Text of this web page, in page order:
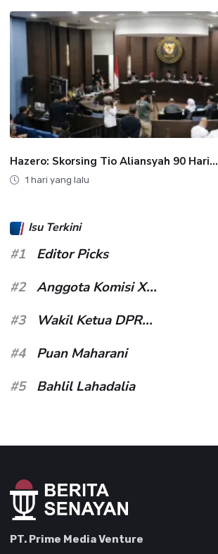
Hazero: Skorsing Tio Aliansyah 90 Hari...
1 hari yang lalu
Isu Terkini
#1
Editor Picks
#2
Anggota Komisi X...
#3
Wakil Ketua DPR...
#4
Puan Maharani
#5
Bahlil Lahadalia
PT. Prime Media Venture